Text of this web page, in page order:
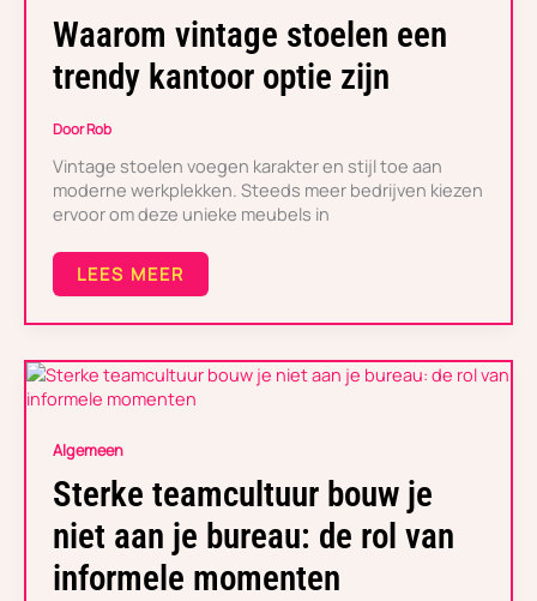
Waarom vintage stoelen een
trendy kantoor optie zijn
DoorRob
Vintage stoelen voegen karakter en stijl toe aan
moderne werkplekken. Steeds meer bedrijven kiezen
ervoor om deze unieke meubels in
STOELEN
EEN
TRENDY
KANTOOR
ZIJN
LEES MEER
Algemeen
Sterke teamcultuur bouw je
niet aan je bureau: de rol van
informele momenten
STERKE
JE
NIET
AAN
JE
BUREAU:
DE
ROL